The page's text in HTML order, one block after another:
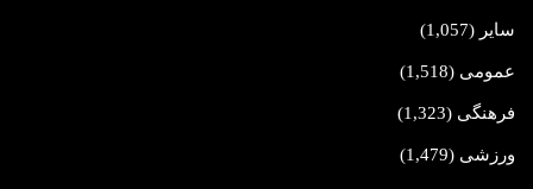
سایر (1,057)
عمومی (1,518)
فرهنگی (1,323)
ورزشی (1,479)